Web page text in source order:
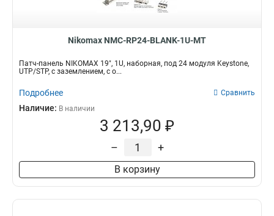
Nikomax NMC-RP24-BLANK-1U-MT
Патч-панель NIKOMAX 19", 1U, наборная, под 24 модуля Keystone,
UTP/STP, с заземлением, с о...
Подробнее Сравнить
Наличие: В наличии
3 213,90 ₽
– +
В корзину